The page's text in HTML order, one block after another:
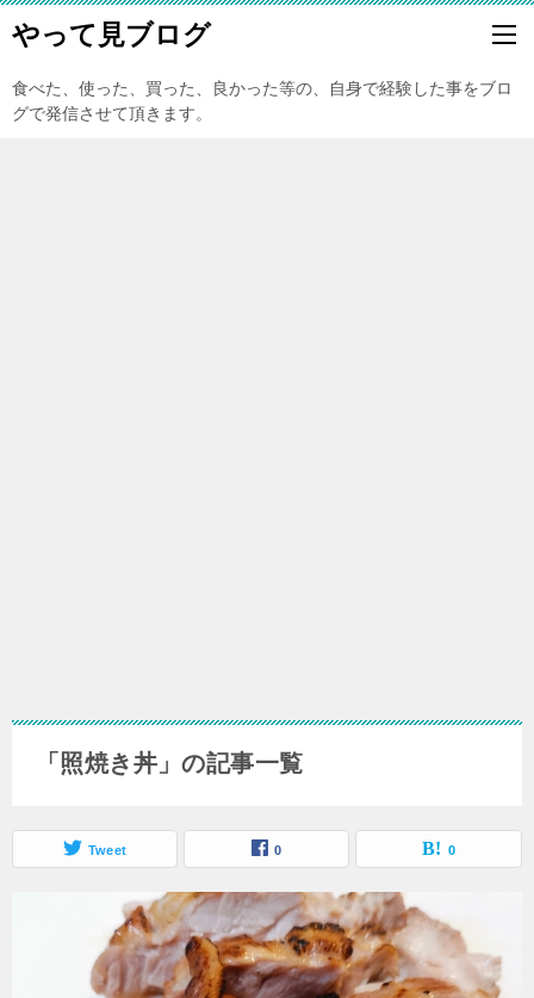
やって見ブログ
食べた、使った、買った、良かった等の、自身で経験した事をブロ
グで発信させて頂きます。
「照焼き丼」の記事一覧
Tweet 0 0